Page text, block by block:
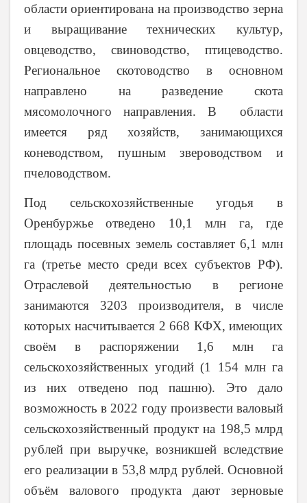
области ориентирована на производство зерна
и выращивание технических культур,
овцеводство, свиноводство, птицеводство.
Региональное скотоводство в основном
направлено на разведение скота
мясомолочного направления. В области
имеется ряд хозяйств, занимающихся
коневодством, пушным звероводством и
пчеловодством.
Под сельскохозяйственные угодья в
Оренбуржье отведено 10,1 млн га, где
площадь посевных земель составляет 6,1 млн
га (третье место среди всех субъектов РФ).
Отраслевой деятельностью в регионе
занимаются 3203 производителя, в числе
которых насчитывается 2 668 КФХ, имеющих
своём в распоряжении 1,6 млн га
сельскохозяйственных угодий (1 154 млн га
из них отведено под пашню). Это дало
возможность в 2022 году произвести валовый
сельскохозяйственный продукт на 198,5 млрд
рублей при выручке, возникшей вследствие
его реализации в 53,8 млрд рублей. Основной
объём валового продукта дают зерновые